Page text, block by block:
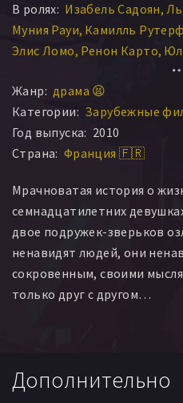
В ролях: Изабель Садоян
Муния Рауи Камилль
Элис Ломо Ренон Карто
Тьерри Парэ
Кристин Везине
Робинсон Делакруа Брайс
Valérie Duhamel-Manns
Симон Делитан Том Ле Скер
Фабьен Орсье Farida
Йордан Голдвассер Simone
Gisèle Torterolo Herbert
Лорен Лакотт Бенжамин
Жанр: драма 😫
Категории: Зарубежные
Год выпуска: 2010
Страна: Франция 🇫🇷
Мрачноватая история о
семнадцатилетних
двое подружек-зверьков
ненавидят людей, они
сокровенным, своими
только друг с другом…
Дополнительно